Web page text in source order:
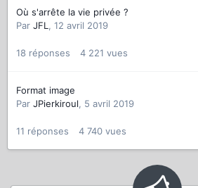
Où s'arrête la vie privée ?
Par JFL , 12 avril 2019
18 réponses 4 221 vues
Format image
Par JPierkiroul, 5 avril 2019
11 réponses 4 740 vues